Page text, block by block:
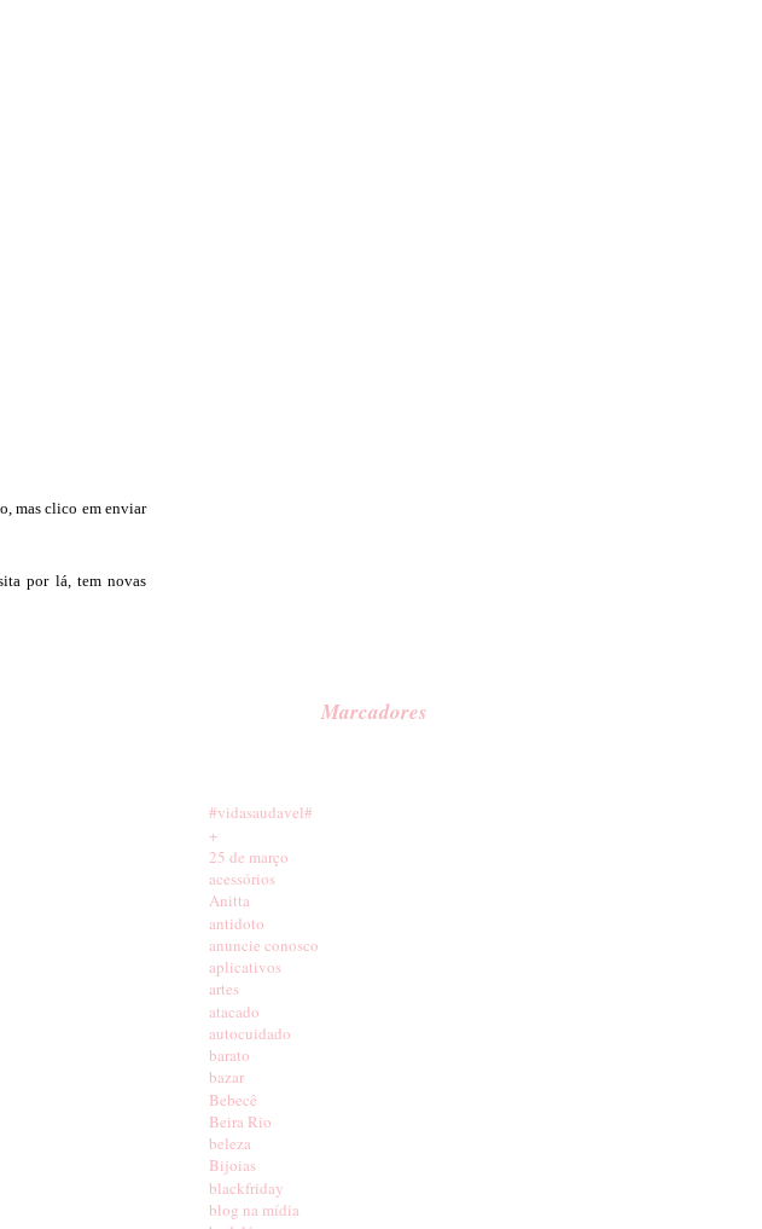
mas clico em enviar
por lá, tem novas
Marcadores
#vidasaudavel#
+
25 de março
acessórios
Anitta
antidoto
anuncie conosco
aplicativos
artes
atacado
autocuidado
barato
bazar
Bebecê
Beira Rio
beleza
Bijoias
blackfriday
blog na mídia